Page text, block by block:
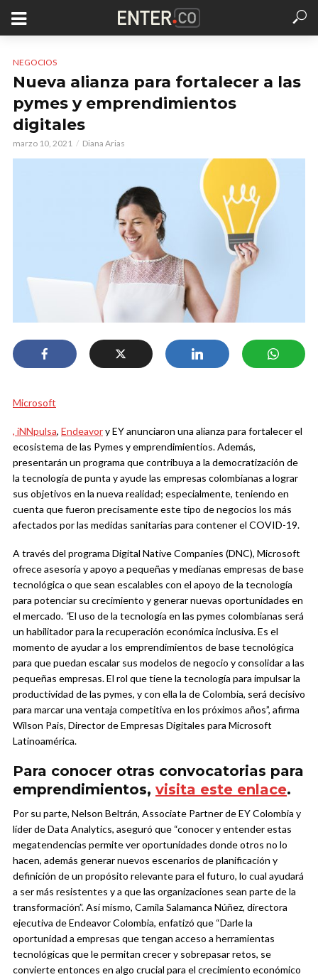
NEGOCIOS
Nueva alianza para fortalecer a las
pymes y emprendimientos
digitales
marzo 10, 2021 Diana Arias
Microsoft
, iNNpulsa, Endeavory EY anunciaron una alianza para fortalecer el
ecosistema de las Pymes y emprendimientios. Además,
presentarán un programa que contribuya a la democratización de
la tecnología de punta y ayude las empresas colombianas a lograr
sus objetivos en la nueva realidad; especialmente, teniendo en
cuenta que fueron precisamente este tipo de negocios los más
afectados por las medidas sanitarias para contener el COVID-19.
A través del programa Digital Native Companies (DNC), Microsoft
ofrece asesoría y apoyo a pequeñas y medianas empresas de base
tecnológica o que sean escalables con el apoyo de la tecnología
para potenciar su crecimiento y generar nuevas oportunidades en
el mercado. “El uso de la tecnología en las pymes colombianas será
un habilitador para la recuperación económica inclusiva. Es el
momento de ayudar a los emprendimientos de base tecnológica
para que puedan escalar sus modelos de negocio y consolidar a las
pequeñas empresas. El rol que tiene la tecnología para impulsar la
productividad de las pymes, y con ella la de Colombia, será decisivo
para marcar una ventaja competitiva en los próximos años”, afirma
Wilson Pais, Director de Empresas Digitales para Microsoft
Latinoamérica.
Para conocer otras convocatorias para
emprendimientos, visita este enlace.
Por su parte, Nelson Beltrán, Associate Partner de EY Colombia y
líder de Data Analytics, aseguró que “conocer y entender estas
megatendencias permite ver oportunidades donde otros no lo
hacen, además generar nuevos escenarios de planificación y
definición de un propósito relevante para el futuro, lo cual ayudará
a ser más resistentes y a que las organizaciones sean parte de la
transformación”. Así mismo, Camila Salamanca Núñez, directora
ejecutiva de Endeavor Colombia, enfatizó que “Darle la
oportunidad a empresas que tengan acceso a herramientas
tecnológicas que le permitan crecer y sobrepasar retos, se
convierte entonces en algo crucial para el crecimiento económico